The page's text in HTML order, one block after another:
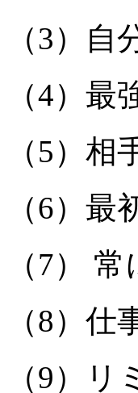
（3）
（4）
（5）
（6）
（7）
（8）
（9）